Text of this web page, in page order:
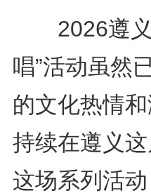
2026遵义
唱”活动虽然
的文化热情
持续在遵义
这场系列活